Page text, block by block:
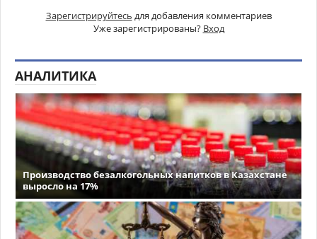
Зарегистрируйтесь для добавления комментариев
Уже зарегистрированы? Вход
АНАЛИТИКА
Производство безалкогольных напитков в Казахстане
выросло на 17%